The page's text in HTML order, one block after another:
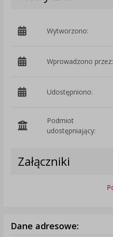
Wytworzono:
Wprowadzono przez:
Udostępniono:
Podmiot
udostępniający:
Załączniki
Dane adresowe: